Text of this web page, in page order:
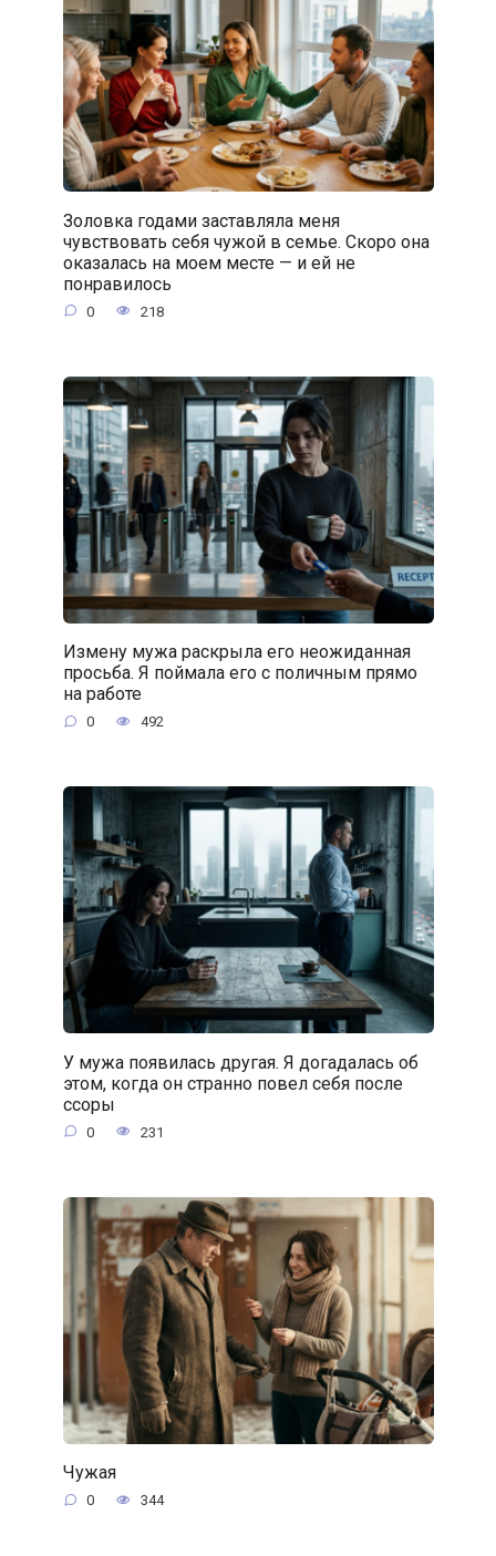
Золовка годами заставляла меня
чувствовать себя чужой в семье. Скоро она
оказалась на моем месте — и ей не
понравилось
0 218
Измену мужа раскрыла его неожиданная
просьба. Я поймала его с поличным прямо
на работе
0 492
У мужа появилась другая. Я догадалась об
этом, когда он странно повел себя после
ссоры
0 231
Чужая
0 344